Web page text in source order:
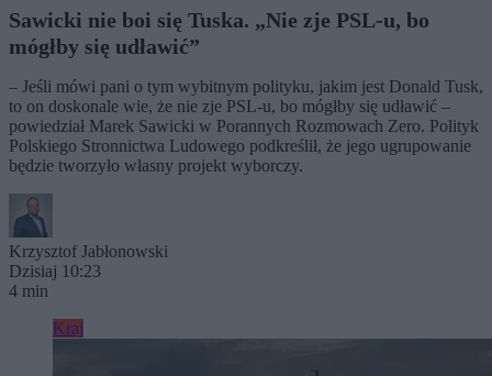
Sawicki nie boi się Tuska. „Nie zje PSL-u, bo
mógłby się udławić”
– Jeśli mówi pani o tym wybitnym polityku, jakim jest Donald Tusk,
to on doskonale wie, że nie zje PSL-u, bo mógłby się udławić –
powiedział Marek Sawicki w Porannych Rozmowach Zero. Polityk
Polskiego Stronnictwa Ludowego podkreślił, że jego ugrupowanie
będzie tworzyło własny projekt wyborczy.
Krzysztof Jabłonowski
Dzisiaj 10:23
4 min
Kraj